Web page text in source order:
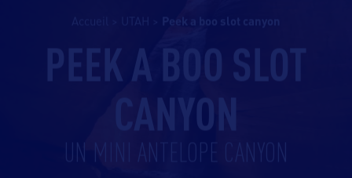
Accueil peek a boo slot canyon
PEEK A BOO SLOT
CANYON
UN MINI ANTELOPE CANYON